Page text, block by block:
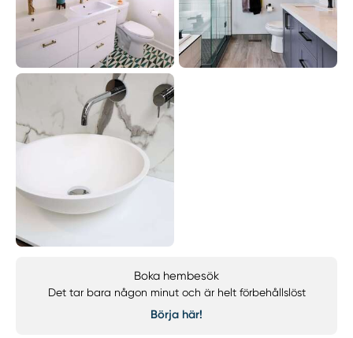
Boka hembesök
Det tar bara någon minut och är helt förbehållslöst
Börja här!